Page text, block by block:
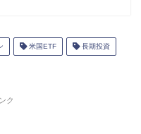
米国ETF 長期投資
ク